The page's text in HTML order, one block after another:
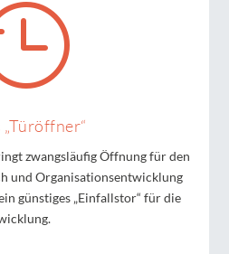
zwangsläufig Öffnung für den
und Organisationsentwicklung
günstiges „Einfallstor“ für die